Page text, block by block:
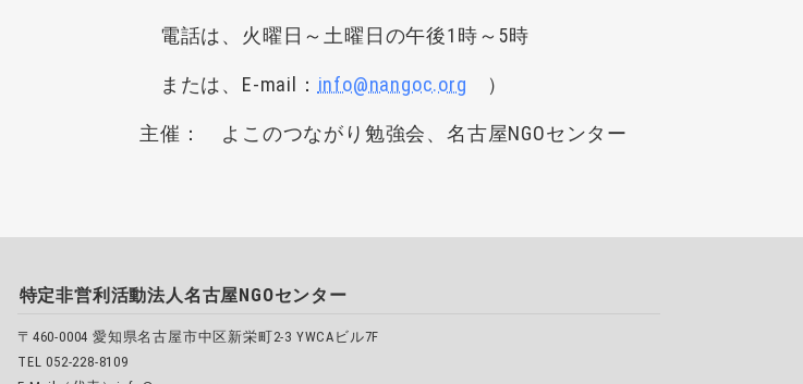
電話は、火曜日～土曜日の午後1時～5時
または、E-mail： info@nangoc.org ）
主催： よこのつながり勉強会、名古屋NGOセンター
特定非営利活動法人名古屋NGOセンター
〒460-0004 愛知県名古屋市中区新栄町2-3 YWCAビル7F
TEL 052-228-8109